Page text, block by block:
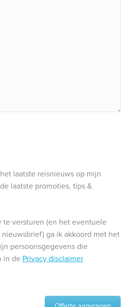
laatste reisnieuws op mijn
laatste promoties, tips &
te versturen (en het eventuele
ga ik akkoord met het
persoonsgegevens die
in de Privacy disclaimer